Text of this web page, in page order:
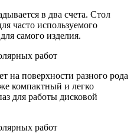
в два счета. Стол
часто используемого
самого изделия.
на поверхности разного рода
компактный и легко
для работы дисковой